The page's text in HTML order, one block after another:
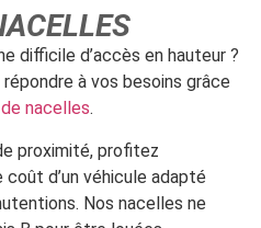
difficile d’accès en hauteur ?
à vos besoins grâce
nacelles.
proximité, profitez
d’un véhicule adapté
Nos nacelles ne